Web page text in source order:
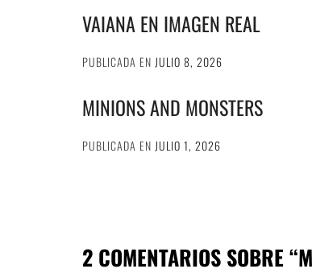
VAIANA EN IMAGEN REAL
PUBLICADA EN JULIO 8, 2026
MINIONS AND MONSTERS
PUBLICADA EN JULIO 1, 2026
2 COMENTARIOS SOBRE “